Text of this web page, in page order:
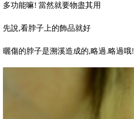
多功能嘛! 當然就要物盡其用
先說,看脖子上的飾品就好
曬傷的脖子是溯溪造成的,略過.略過哦!